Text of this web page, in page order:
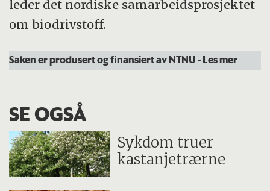
leder det nordiske samarbeidsprosjektet
om biodrivstoff.
Saken er produsert og finansiert av NTNU- Les mer
SE OGSÅ
Sykdom truer
kastanjetrærne